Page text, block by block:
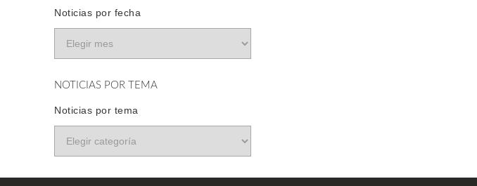
Noticias por fecha
NOTICIAS POR TEMA
Noticias por tema